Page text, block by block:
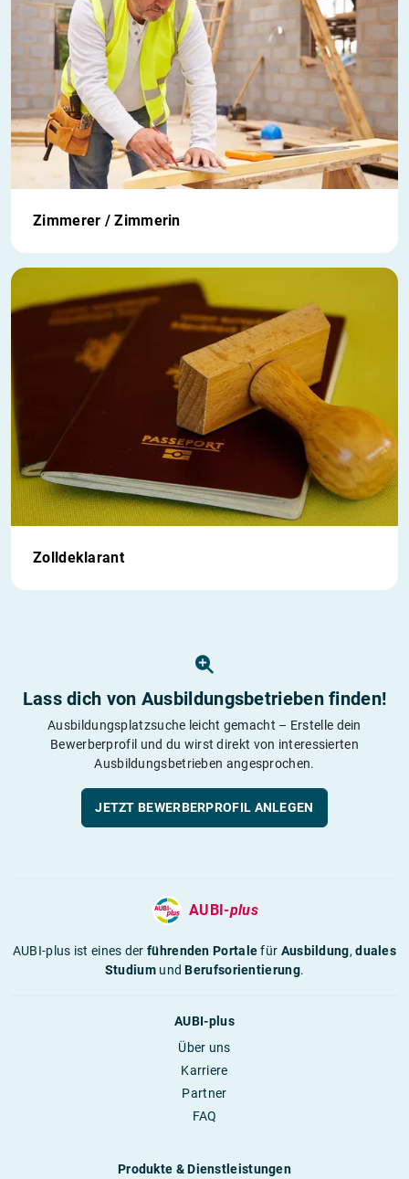
Zimmerer / Zimmerin
Zolldeklarant
Lass dich von Ausbildungs­betrieben finden!
Ausbildungsplatzsuche leicht gemacht – Erstelle dein
Bewerberprofil und du wirst direkt von interessierten
Ausbildungsbetrieben angesprochen.
JETZT BEWERBERPROFIL ANLEGEN
AUBI-plus
AUBI-plus ist eines derführenden Portalefür Ausbildung,duales
StudiumundBerufsorientierung.
AUBI-plus
Über uns
Karriere
Partner
FAQ
Produkte & Dienstleistungen